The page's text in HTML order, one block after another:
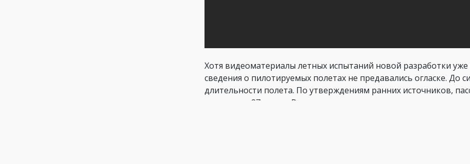
Хотя видеоматериалы летных испытаний новой разработки
сведения о пилотируемых полетах не предавались огласке. До
длительности полета. По утверждениям ранних источников,
воздухе до 27 минут. В последних пресс-релизах длительность